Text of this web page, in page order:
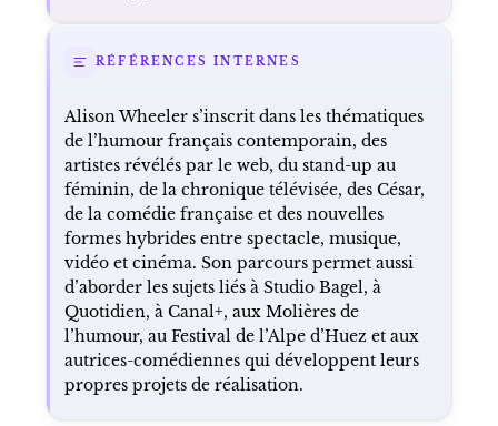
RÉFÉRENCES INTERNES
Alison Wheeler s’inscrit dans les thématiques
de l’humour français contemporain, des
artistes révélés par le web, du stand-up au
féminin, de la chronique télévisée, des César,
de la comédie française et des nouvelles
formes hybrides entre spectacle, musique,
vidéo et cinéma. Son parcours permet aussi
d’aborder les sujets liés à Studio Bagel, à
Quotidien, à Canal+, aux Molières de
l’humour, au Festival de l’Alpe d’Huez et aux
autrices-comédiennes qui développent leurs
propres projets de réalisation.